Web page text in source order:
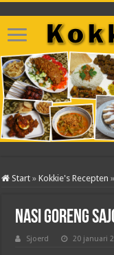
Start » Kokkie's Recepten »
Nasi goreng
Sjoerd 20 januari